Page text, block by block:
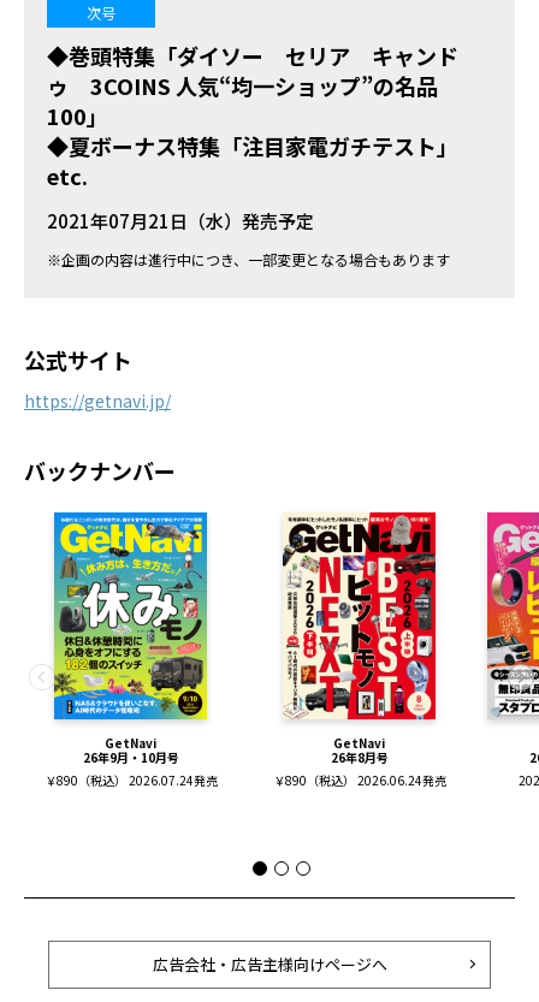
次号
◆巻頭特集「ダイソー セリア キャンド
ゥ 3COINS 人気“均一ショップ”の名品
100」
◆夏ボーナス特集「注目家電ガチテスト」
etc.
2021年07月21日（水）発売予定
※企画の内容は進行中につき、一部変更となる場合もあります
公式サイト
https://getnavi.jp/
バックナンバー
GetNavi
26年9月・10月号
￥890（税込） 2026.07.24発売
GetNavi
26年8月号
￥890（税込） 2026.06.24発売
広告会社・広告主様向けページへ